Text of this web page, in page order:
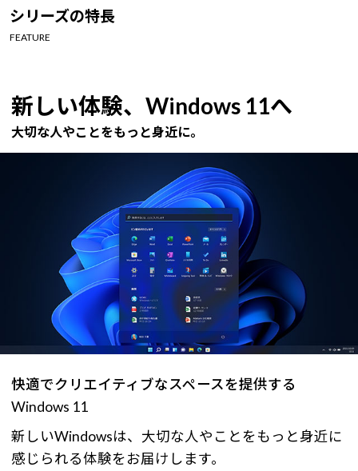
シリーズの特長
FEATURE
新しい体験、Windows 11へ
大切な人やことをもっと身近に。
快適でクリエイティブなスペースを提供する
Windows 11
新しいWindowsは、大切な人やことをもっと身近に
感じられる体験をお届けします。